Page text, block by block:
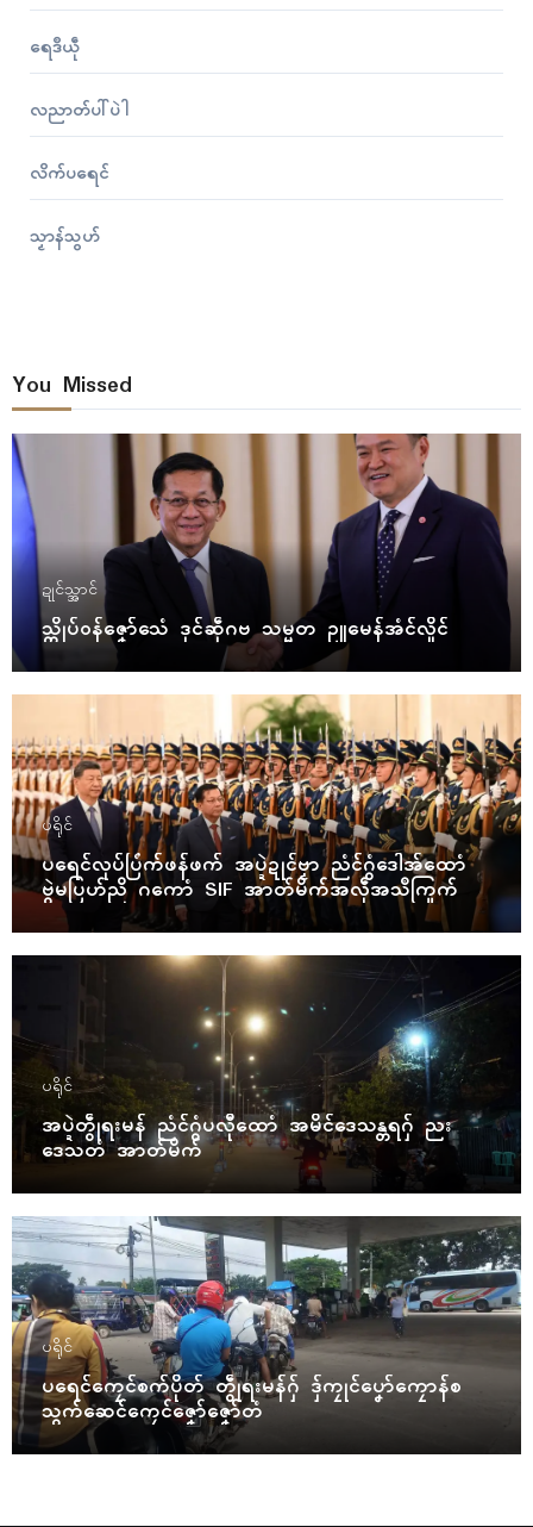
ရေဒဳယဵု
လညာတ်ပါ်ပဲါ
လိက်ပရေၚ်
သၟာန်သွဟ်
You Missed
ဍုၚ်သ္အာၚ်
သ္ကိုပ်ဝန်ဇၞော်သေံ ဒုၚ်ဆဵုဂဗ သမ္မတ ဥူမေန်အံၚ်လှိုၚ်
ပရိုၚ်
ပရေၚ်လုပ်ပြံက်ဖန်ဖက် အပ္ဍဲဍုၚ်ဗၟာ ညံၚ်ဂွံဒေါအ်ထောံ
ဗွဲမပြဟ်ညိ ဂကောံ SIF အာတ်မိက်အလဵုအသဳကြုက်
ပရိုၚ်
အပ္ဍဲတွဵုရးမန် ညံၚ်ဂွံပလီုထောံ အမိၚ်ဒေသန္တရဂှ် ညး
ဒေသတံ အာတ်မိက်
ပရိုၚ်
ပရေၚ်ကၠေၚ်စက်ပိုတ် တွဵုရးမန်ဂှ် ဒှ်ကၠုၚ်ပၞော်ကၠောန်စ
သွက်ဆေၚ်ကၠေၚ်ဇၞော်ဇၞော်တံ